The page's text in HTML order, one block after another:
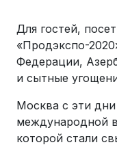
Для гостей,
«Продэкспо-
Федерации,
и сытные
Москва с эти
международной
которой стали